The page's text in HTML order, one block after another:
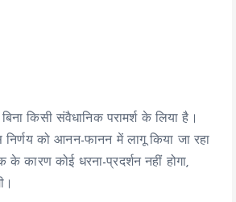
किसी संवैधानिक परामर्श के लिया है।
को आनन-फानन में लागू किया जा रहा
कारण कोई धरना-प्रदर्शन नहीं होगा,